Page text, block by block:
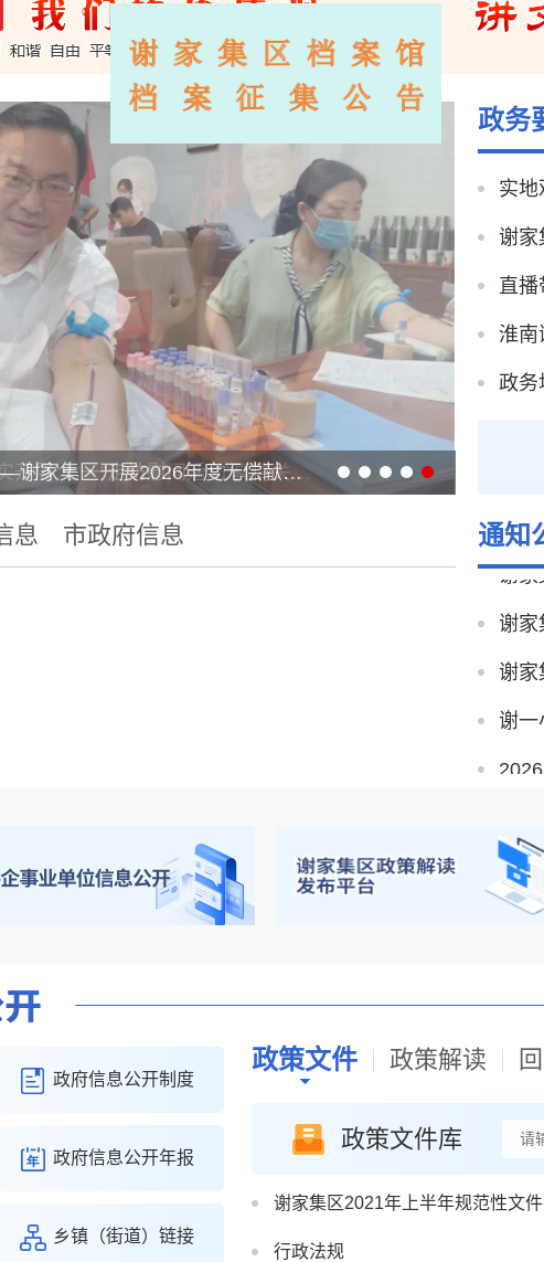
热血践初心 奉献护生命——谢家集区开展2026年度无偿献血公益活动
政务
谢家
淮南
政务
息 市政府信息 通知
政府信息公开制度
政府信息公开年报
乡镇（街道）链接
政策文件 政策解读
政策文件库
谢家集区2021年上半年规范性文
行政法规